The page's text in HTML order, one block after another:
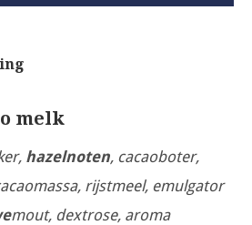
melk
hazelnoten, cacaoboter,
rijstmeel, emulgator
mout, dextrose, aroma